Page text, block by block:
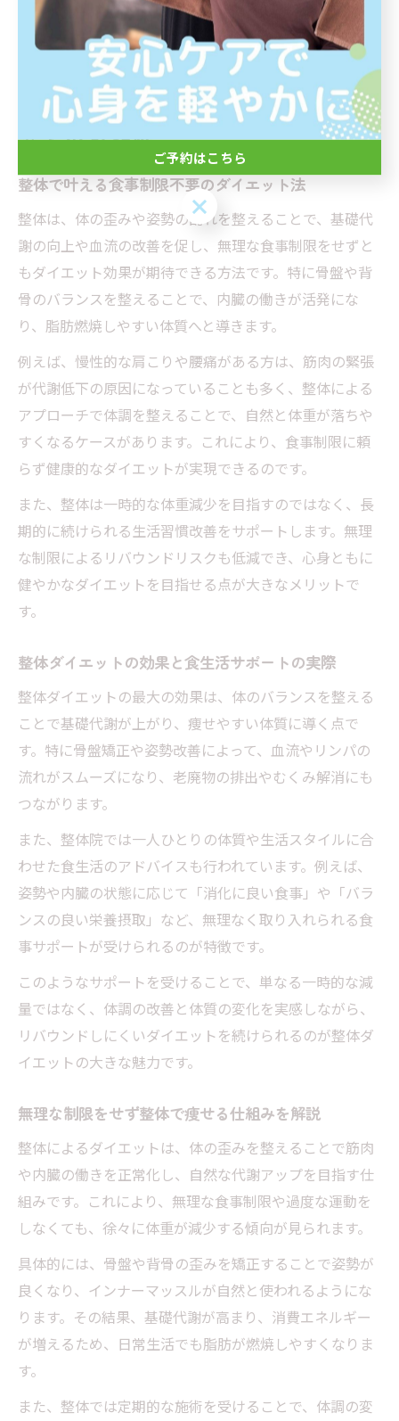
とが、成功への近道となります。
食事制限に頼らない整体×ダイエ
ットの可能性
整体で叶える食事制限不要のダイエット法
整体は、体の歪みや姿勢の乱れを整えることで、基礎代
謝の向上や血流の改善を促し、無理な食事制限をせずと
もダイエット効果が期待できる方法です。特に骨盤や背
骨のバランスを整えることで、内臓の働きが活発にな
り、脂肪燃焼しやすい体質へと導きます。
例えば、慢性的な肩こりや腰痛がある方は、筋肉の緊張
が代謝低下の原因になっていることも多く、整体による
アプローチで体調を整えることで、自然と体重が落ちや
すくなるケースがあります。これにより、食事制限に頼
らず健康的なダイエットが実現できるのです。
また、整体は一時的な体重減少を目指すのではなく、長
期的に続けられる生活習慣改善をサポートします。無理
な制限によるリバウンドリスクも低減でき、心身ともに
健やかなダイエットを目指せる点が大きなメリットで
す。
整体ダイエットの効果と食生活サポートの実際
整体ダイエットの最大の効果は、体のバランスを整える
ことで基礎代謝が上がり、痩せやすい体質に導く点で
す。特に骨盤矯正や姿勢改善によって、血流やリンパの
流れがスムーズになり、老廃物の排出やむくみ解消にも
つながります。
また、整体院では一人ひとりの体質や生活スタイルに合
わせた食生活のアドバイスも行われています。例えば、
姿勢や内臓の状態に応じて「消化に良い食事」や「バラ
ンスの良い栄養摂取」など、無理なく取り入れられる食
事サポートが受けられるのが特徴です。
このようなサポートを受けることで、単なる一時的な減
量ではなく、体調の改善と体質の変化を実感しながら、
リバウンドしにくいダイエットを続けられるのが整体ダ
イエットの大きな魅力です。
無理な制限をせず整体で痩せる仕組みを解説
整体によるダイエットは、体の歪みを整えることで筋肉
や内臓の働きを正常化し、自然な代謝アップを目指す仕
組みです。これにより、無理な食事制限や過度な運動を
しなくても、徐々に体重が減少する傾向が見られます。
具体的には、骨盤や背骨の歪みを矯正することで姿勢が
良くなり、インナーマッスルが自然と使われるようにな
ります。その結果、基礎代謝が高まり、消費エネルギー
が増えるため、日常生活でも脂肪が燃焼しやすくなりま
す。
また、整体では定期的な施術を受けることで、体調の変
ご予約はこちら
ご予約はこちら